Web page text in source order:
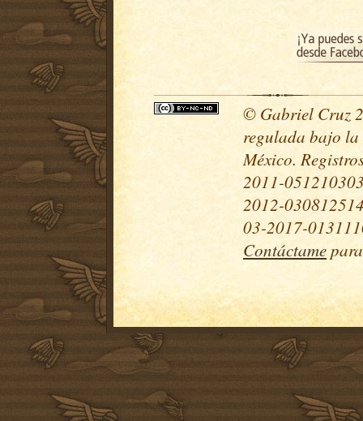
© Gabriel Cruz
regulada bajo la
México.
2011-
2012-
03-2017-
Contáctame